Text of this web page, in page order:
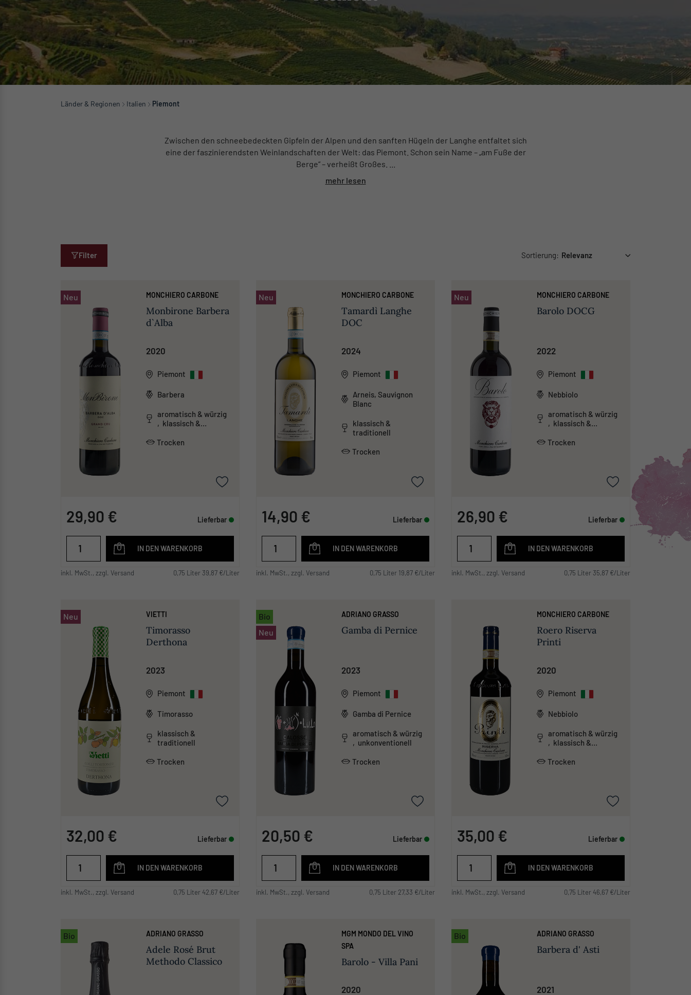
Länder & Regionen Italien Piemont
Zwischen den schneebedeckten Gipfeln der Alpen und den sanften Hügeln der Langhe entfaltet sich
eine der faszinierendsten Weinlandschaften der Welt: das Piemont. Schon sein Name – „am Fuße der
Berge“ – verheißt Großes. ...
mehr lesen
Filter Sortierung:
Neu MONCHIERO CARBONE
Monbirone Barbera
d`Alba
2020
Piemont
Barbera
aromatisch & würzig
, klassisch &
Trocken
29,90 € Lieferbar
IN DEN WARENKORB
inkl. MwSt., zzgl. Versand 0,75 Liter 39,87 €/Liter
Neu MONCHIERO CARBONE
Tamardì Langhe
DOC
2024
Piemont
Arneis, Sauvignon
Blanc
klassisch &
traditionell
Trocken
14,90 € Lieferbar
IN DEN WARENKORB
inkl. MwSt., zzgl. Versand 0,75 Liter 19,87 €/Liter
Neu MONCHIERO CARBONE
Barolo DOCG
2022
Piemont
Nebbiolo
aromatisch & würzig
, klassisch &
Trocken
26,90 € Lieferbar
IN DEN WARENKORB
inkl. MwSt., zzgl. Versand 0,75 Liter 35,87 €/Liter
Neu VIETTI
Timorasso
Derthona
2023
Piemont
Timorasso
klassisch &
traditionell
Trocken
32,00 € Lieferbar
IN DEN WARENKORB
inkl. MwSt., zzgl. Versand 0,75 Liter 42,67 €/Liter
Bio
Neu
ADRIANO GRASSO
Gamba di Pernice
2023
Piemont
Gamba di Pernice
aromatisch & würzig
, unkonventionell
Trocken
20,50 € Lieferbar
IN DEN WARENKORB
inkl. MwSt., zzgl. Versand 0,75 Liter 27,33 €/Liter
MONCHIERO CARBONE
Roero Riserva
Printi
2020
Piemont
Nebbiolo
aromatisch & würzig
, klassisch &
tanninreich & schwer
Trocken
35,00 € Lieferbar
IN DEN WARENKORB
inkl. MwSt., zzgl. Versand 0,75 Liter 46,67 €/Liter
Bio ADRIANO GRASSO
Adele Rosé Brut
Methodo Classico
MGM MONDO DEL VINO
SPA
Barolo - Villa Pani
2020
Bio ADRIANO GRASSO
Barbera d' Asti
2021